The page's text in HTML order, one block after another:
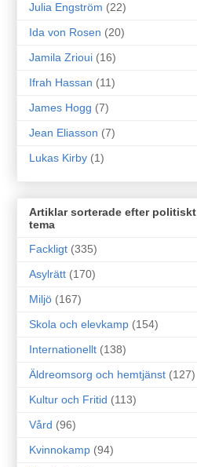
Julia Engström (22)
Ida von Rosen (20)
Jamila Zrioui (16)
Ifrah Hassan (11)
James Hogg (7)
Jean Eliasson (7)
Lukas Kirby (1)
Artiklar sorterade efter politiskt
tema
Fackligt (335)
Asylrätt (170)
Miljö (167)
Skola och elevkamp (154)
Internationellt (138)
Äldreomsorg och hemtjänst (127)
Kultur och Fritid (113)
Vård (96)
Kvinnokamp (94)